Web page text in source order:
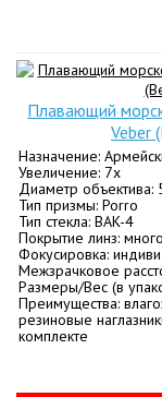
Плавающий
Veber
Назначение:
Увеличение: 7х
Диаметр объектива:
Тип призмы: Porro
Тип стекла: BАK-4
Покрытие линз:
Фокусировка:
Межзрачковое
Размеры/Вес (в
Преимущества:
резиновые
комплекте